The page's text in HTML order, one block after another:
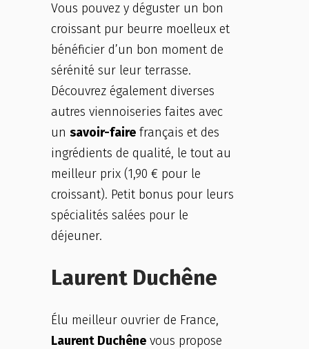
Vous pouvez y déguster un bon
croissant pur beurre moelleux et
bénéficier d’un bon moment de
sérénité sur leur terrasse.
Découvrez également diverses
autres viennoiseries faites avec
un savoir-faire français et des
ingrédients de qualité, le tout au
meilleur prix (1,90 € pour le
croissant). Petit bonus pour leurs
spécialités salées pour le
déjeuner.
Laurent Duchêne
Élu meilleur ouvrier de France,
Laurent Duchêne vous propose